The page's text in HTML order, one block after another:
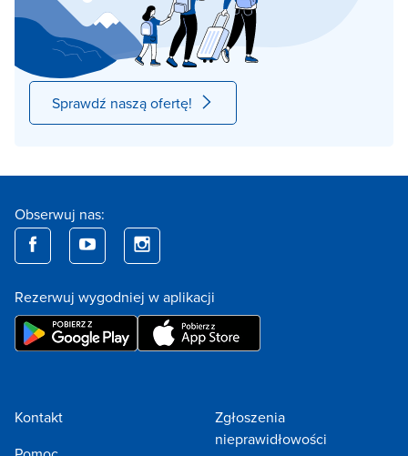
Sprawdź naszą ofertę!
Obserwuj nas:
Rezerwuj wygodniej w aplikacji
Kontakt
Zgłoszenia
nieprawidłowości